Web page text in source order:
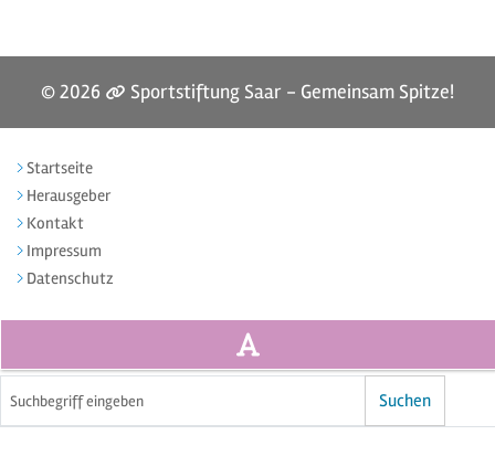
© 2026 Sportstiftung Saar - Gemeinsam Spitze!
Startseite
Herausgeber
Kontakt
Impressum
Datenschutz
Suchen